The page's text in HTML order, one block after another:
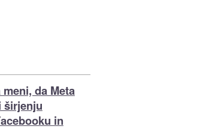
da Meta
širjenju
in